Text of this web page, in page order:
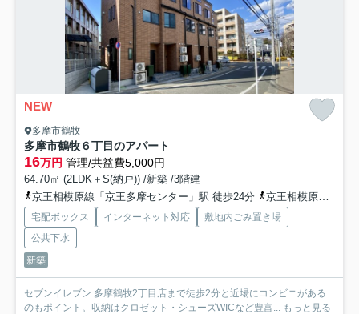
NEW
多摩市鶴牧
多摩市鶴牧６丁目のアパート
16万円 管理/共益費5,000円
64.70㎡ (2LDK＋S(納戸)) /新築 /3階建
京王相模原線「京王多摩センター」駅 徒歩24分
京王相模原線「京王堀之内」駅 徒歩29分
宅配ボックス インターネット対応
敷地内ごみ置き場
公共下水
新築
セブンイレブン 多摩鶴牧2丁目店まで徒歩2分と近場にコンビニがある
のもポイント。収納はクロゼット・シューズWICなど豊富...
もっと見る